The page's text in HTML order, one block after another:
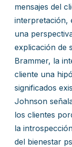
mensajes del
interpretación,
una
explicación de
Brammer, la
cliente una
significados
Johnson
los clientes
la
del bienestar